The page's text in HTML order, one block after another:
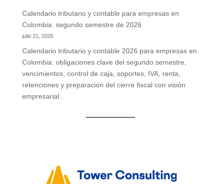
Calendario tributario y contable para empresas en
Colombia: segundo semestre de 2026
julio 21, 2026
Calendario tributario y contable 2026 para empresas en
Colombia: obligaciones clave del segundo semestre,
vencimientos, control de caja, soportes, IVA, renta,
retenciones y preparación del cierre fiscal con visión
empresarial.